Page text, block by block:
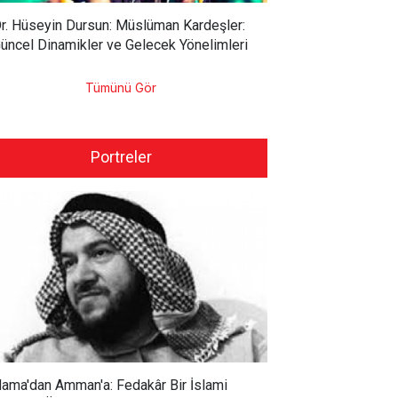
Hüseyin Dursun: Müslüman Kardeşler:
Dinamikler ve Gelecek Yönelimleri
Tümünü Gör
Portreler
Amman'a: Fedakâr Bir İslami